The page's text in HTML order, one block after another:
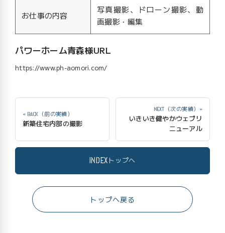
お仕事の内容
写真撮影、ドローン撮影、動
画撮影・編集
パワーホーム青森様URL
https://www.ph-aomori.com/
« BACK（前の実績）
新築住宅内部の撮影
INDEX トップへ
NEXT（次の実績）»
いきいき健やかウェブリ
ニューアル
トップへ戻る